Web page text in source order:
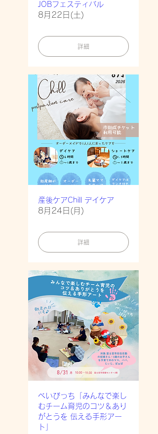
JOBフェスティバル
8月22日(土)
詳細
産後ケアChill デイケア
8月24日(月)
詳細
べいびっち「みんなで楽し
むチーム育児のコツ＆あり
がとうを 伝える手形アー
ト」